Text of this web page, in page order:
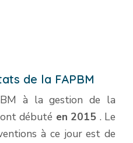
de la FAPBM
à la gestion de la
débuté en 2015 . Le
à ce jour est de